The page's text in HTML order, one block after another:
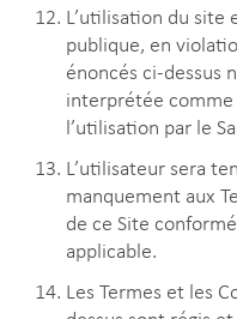
L’utilisation du site
publique, en
énoncés ci-dessus
interprétée
l’utilisation par le
L’utilisateur sera
manquement aux
de ce Site
applicable.
Les Termes et les